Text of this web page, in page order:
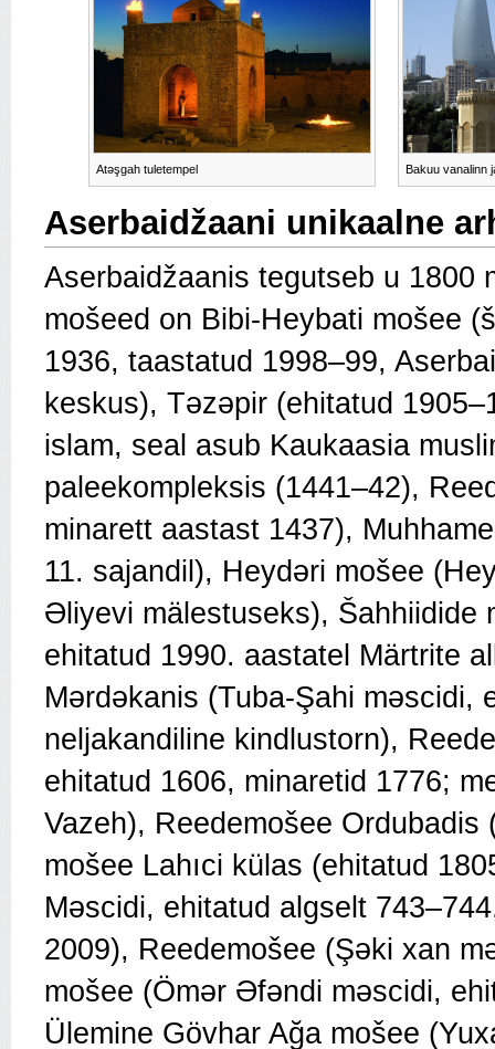
Atəşgah tuletempel Bakuu vanalinn
Aserbaidžaani unikaalne
Aserbaidžaanis tegutseb u 1800
mošeed on Bibi-Heybati mošee
1936, taastatud 1998–99,
keskus), Təzəpir (ehitatud
islam, seal asub Kaukaasia
paleekompleksis (1441–42),
minarett aastast 1437),
11. sajandil), Heydəri mošee
Əliyevi mälestuseks), Šahhiidide
ehitatud 1990. aastatel Märtrite
Mərdəkanis (Tuba-Şahi məscidi,
neljakandiline kindlustorn),
ehitatud 1606, minaretid 1776;
Vazeh), Reedemošee
mošee Lahıci külas (ehitatud
Məscidi, ehitatud algselt
2009), Reedemošee (Şəki xan
mošee (Ömər Əfəndi məscidi,
Ülemine Gövhar Ağa mošee